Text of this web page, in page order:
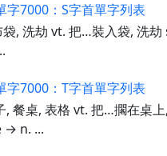
字7000：S字首單字列表
, 洗劫 vt. 把…裝入袋, 洗
字7000：T字首單字列表
餐桌, 表格 vt. 把…擱在桌
→ n. ...